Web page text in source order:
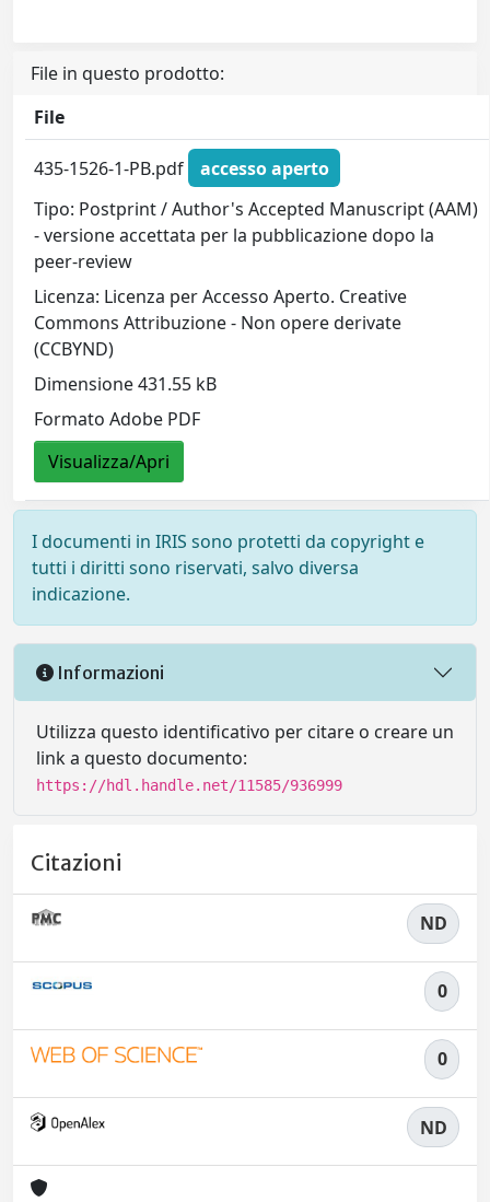
File in questo prodotto:
File
435-1526-1-PB.pdf
accesso aperto
Tipo: Postprint / Author's Accepted Manuscript (AAM)
- versione accettata per la pubblicazione dopo la
peer-review
Licenza: Licenza per Accesso Aperto. Creative
Commons Attribuzione - Non opere derivate
(CCBYND)
Dimensione 431.55 kB
Formato Adobe PDF
Visualizza/Apri
I documenti in IRIS sono protetti da copyright e
tutti i diritti sono riservati, salvo diversa
indicazione.
Informazioni
Utilizza questo identificativo per citare o creare un
link a questo documento:
https://hdl.handle.net/11585/936999
Citazioni
ND
0
0
ND